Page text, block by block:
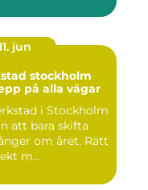
jun
stockholm
på alla vägar
i Stockholm
att bara skifta
om året. Rätt
m...